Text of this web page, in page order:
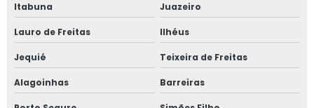
Itabuna Juazeiro
Lauro de Freitas Ilhéus
Jequié Teixeira de Freitas
Alagoinhas Barreiras